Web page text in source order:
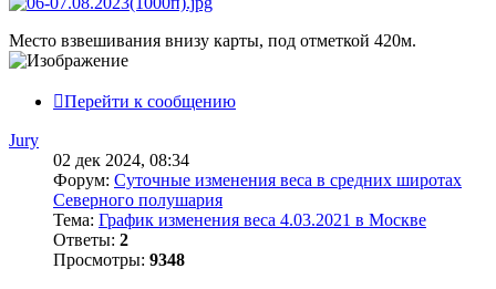
Место взвешивания внизу карты, под отметкой 420м.
Перейти к сообщению
Jury
02 дек 2024, 08:34
Форум: Суточные изменения веса в средних широтах
Северного полушария
Тема: График изменения веса 4.03.2021 в Москве
Ответы: 2
Просмотры: 9348